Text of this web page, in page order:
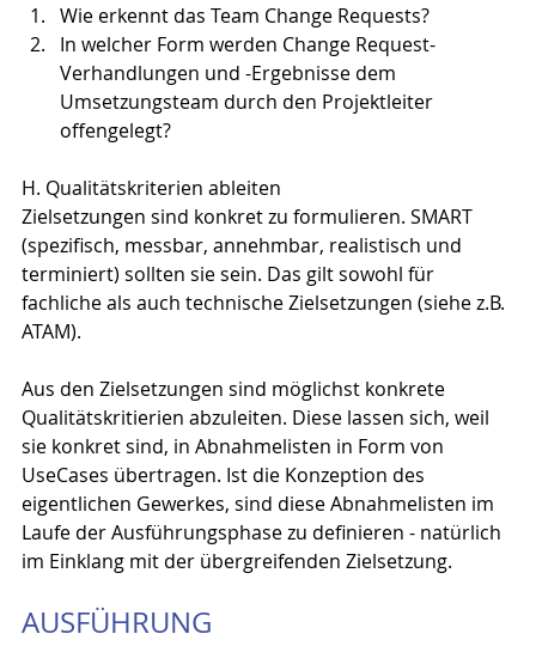
Wie erkennt das Team Change Requests?
In welcher Form werden Change Request-
Verhandlungen und -Ergebnisse dem
Umsetzungsteam durch den Projektleiter
offengelegt?
H. Qualitätskriterien ableiten
Zielsetzungen sind konkret zu formulieren. SMART
(spezifisch, messbar, annehmbar, realistisch und
terminiert) sollten sie sein. Das gilt sowohl für
fachliche als auch technische Zielsetzungen (siehe z.B.
ATAM).
Aus den Zielsetzungen sind möglichst konkrete
Qualitätskritierien abzuleiten. Diese lassen sich, weil
sie konkret sind, in Abnahmelisten in Form von
UseCases übertragen. Ist die Konzeption des
eigentlichen Gewerkes, sind diese Abnahmelisten im
Laufe der Ausführungsphase zu definieren - natürlich
im Einklang mit der übergreifenden Zielsetzung.
AUSFÜHRUNG